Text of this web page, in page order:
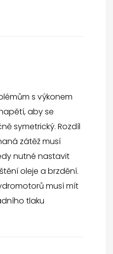
s výkonem
aby se
symetrický. Rozdíl
zátěž musí
nutné nastavit
oleje a brzdění.
musí mít
tlaku